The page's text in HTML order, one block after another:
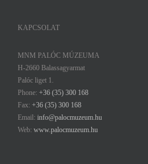
KAPCSOLAT
MNM PALÓC MÚZEUMA
H-2660 Balassagyarmat
Palóc liget 1.
Phone: +36 (35) 300 168
Fax: +36 (35) 300 168
Email: info@palocmuzeum.hu
Web: www.palocmuzeum.hu